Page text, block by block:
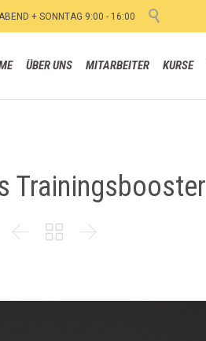
+ SONNTAG 9:00 - 16:00 
ÜBER UNS MITARBEITER KURSE
Trainingsbooster
  